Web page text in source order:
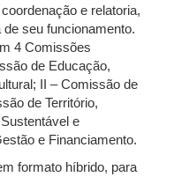
e relatoria,
seu funcionamento.
4 Comissões
de Educação,
II – Comissão de
de Território,
e
e Financiamento.
formato híbrido, para